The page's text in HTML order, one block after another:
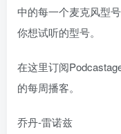
中的每一个麦克风型
你想试听的型号。
在这里订阅
的每周播客。
乔丹-雷诺兹